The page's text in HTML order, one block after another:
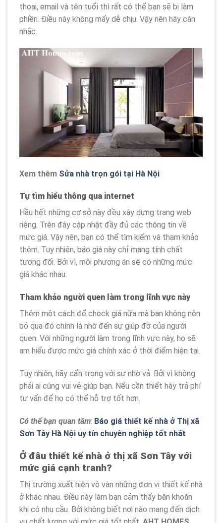
thoại, email và tên tuổi thì rất có thể bạn sẽ bị làm
phiền. Điều này không mấy dễ chịu. Vậy nên hãy cân
nhắc.
Xem thêm Sửa nhà trọn gói tại Hà Nội
Tự tìm hiểu thông qua internet
Hầu hết những cơ sở này đều xây dựng trang web
riêng. Trên đây cập nhật đầy đủ các thông tin về
mức giá. Vậy nên, bạn có thể tìm kiếm và tham khảo
thêm. Tuy nhiên, báo giá này chỉ mang tính chất
tương đối. Bởi vì, mỗi phương án sẽ có những mức
giá khác nhau.
Tham khảo người quen làm trong lĩnh vực này
Thêm một cách để check giá nữa mà bạn không nên
bỏ qua đó chính là nhờ đến sự giúp đỡ của người
quen. Với những người làm trong lĩnh vực này, họ sẽ
am hiểu được mức giá chính xác ở thời điểm hiện tại.
Tuy nhiên, hãy cẩn trọng với sự nhờ vả. Bởi vì không
phải ai cũng vui vẻ giúp bạn. Nếu cần thiết hãy trả phí
tư vấn để họ có thể hỗ trợ tốt hơn.
Có thể bạn quan tâm: Báo giá thiết kế nhà ở Thị xã
Sơn Tây Hà Nội uy tín chuyên nghiệp tốt nhất
Ở đâu thiết kế nhà ở thị xã Sơn Tây với
mức giá cạnh tranh?
Thị trường xuất hiện vô vàn những đơn vị thiết kế nhà
ở khác nhau. Điều này làm bạn cảm thấy băn khoăn
khi có nhu cầu. Bởi không biết nơi nào mang đến dịch